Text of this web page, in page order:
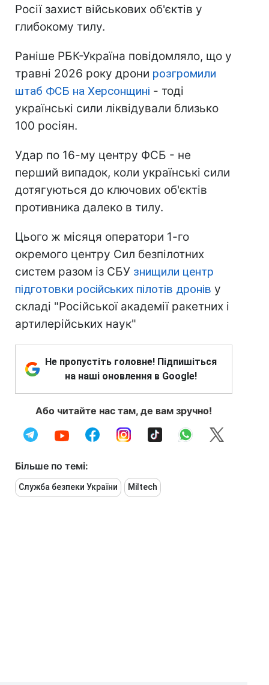
Росії захист військових об'єктів у
глибокому тилу.
Раніше РБК-Україна повідомляло, що у
травні 2026 року дрони розгромили
штаб ФСБ на Херсонщині - тоді
українські сили ліквідували близько
100 росіян.
Удар по 16-му центру ФСБ - не
перший випадок, коли українські сили
дотягуються до ключових об'єктів
противника далеко в тилу.
Цього ж місяця оператори 1-го
окремого центру Сил безпілотних
систем разом із СБУ знищили центр
підготовки російських пілотів дронів у
складі "Російської академії ракетних і
артилерійських наук"
Не пропустіть головне! Підпишіться
на наші оновлення в Google!
Або читайте нас там, де вам зручно!
Більше по темі:
Служба безпеки України Miltech